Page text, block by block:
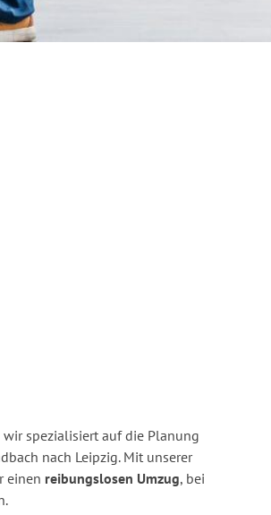
wir spezialisiert auf die Planung
nach Leipzig. Mit unserer
einen reibungslosen Umzug, bei